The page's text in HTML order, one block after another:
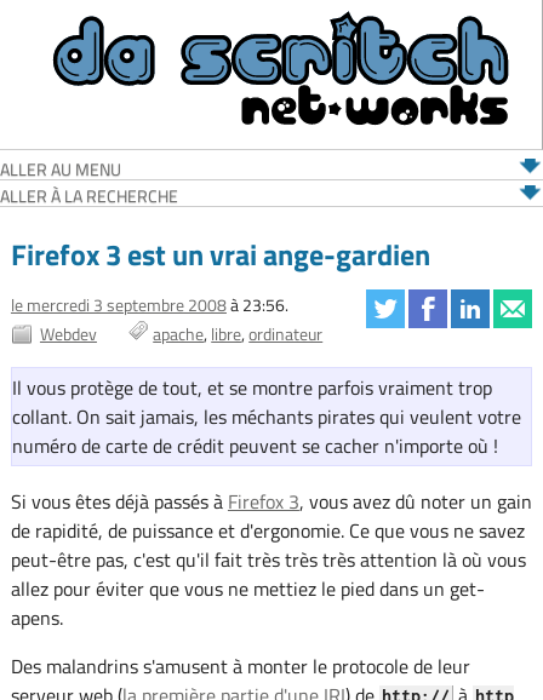
ALLER AU MENU
ALLER À LA RECHERCHE
Firefox 3 est un vrai ange-gardien
le mercredi 3 septembre 2008à 23:56.
Webdev
apache libre ordinateur
Il vous protège de tout, et se montre parfois vraiment trop
collant. On sait jamais, les méchants pirates qui veulent votre
numéro de carte de crédit peuvent se cacher n'importe où !
Si vous êtes déjà passés à Firefox 3, vous avez dû noter un gain
de rapidité, de puissance et d'ergonomie. Ce que vous ne savez
peut-être pas, c'est qu'il fait très très très attention là où vous
allez pour éviter que vous ne mettiez le pied dans un get-
apens.
Des malandrins s'amusent à monter le protocole de leur
http://
http